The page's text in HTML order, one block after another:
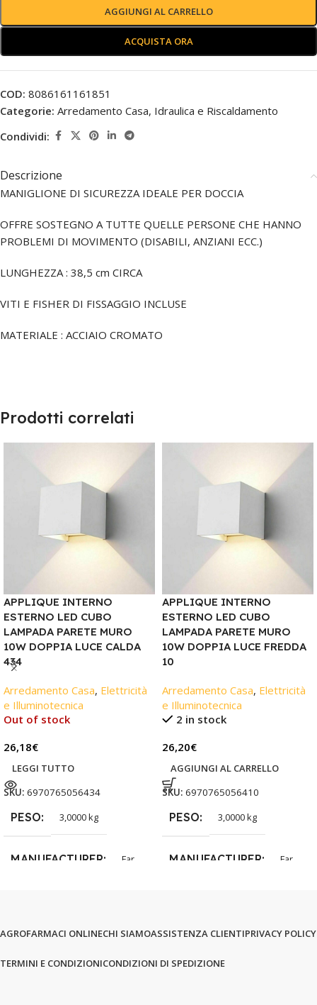
AGGIUNGI AL CARRELLO
ACQUISTA ORA
COD: 8086161161851
Categorie: Arredamento Casa, Idraulica e Riscaldamento
Condividi:
Descrizione
MANIGLIONE DI SICUREZZA IDEALE PER DOCCIA
OFFRE SOSTEGNO A TUTTE QUELLE PERSONE CHE HANNO
PROBLEMI DI MOVIMENTO (DISABILI, ANZIANI ECC.)
LUNGHEZZA : 38,5 cm CIRCA
VITI E FISHER DI FISSAGGIO INCLUSE
MATERIALE : ACCIAIO CROMATO
Prodotti correlati
APPLIQUE INTERNO
ESTERNO LED CUBO
LAMPADA PARETE MURO
10W DOPPIA LUCE CALDA
434
Arredamento Casa, Elettricità
e Illuminotecnica
Out of stock
26,18€
LEGGI TUTTO
SKU: 6970765056434
PESO 3,0000 kg
MANUFACTURER Far
APPLIQUE INTERNO
ESTERNO LED CUBO
LAMPADA PARETE MURO
10W DOPPIA LUCE FREDDA
10
Arredamento Casa, Elettricità
e Illuminotecnica
2 in stock
26,20€
AGGIUNGI AL CARRELLO
SKU: 6970765056410
PESO 3,0000 kg
MANUFACTURER Far
AGROFARMACI ONLINECHI SIAMOASSISTENZA CLIENTIPRIVACY POLICY
TERMINI E CONDIZIONICONDIZIONI DI SPEDIZIONE